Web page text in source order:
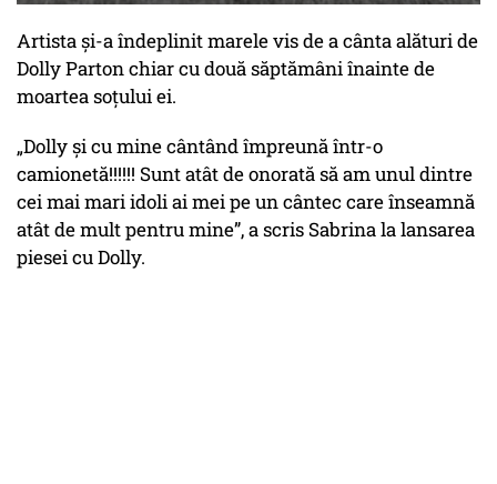
Artista și-a îndeplinit marele vis de a cânta alături de
Dolly Parton chiar cu două săptămâni înainte de
moartea soțului ei.
„Dolly și cu mine cântând împreună într-o
camionetă!!!!!! Sunt atât de onorată să am unul dintre
cei mai mari idoli ai mei pe un cântec care înseamnă
atât de mult pentru mine”, a scris Sabrina la lansarea
piesei cu Dolly.